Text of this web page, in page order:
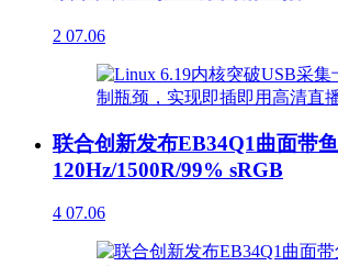
2 07.06
联合创新发布EB34Q1曲面带
120Hz/1500R/99% sRGB
4 07.06